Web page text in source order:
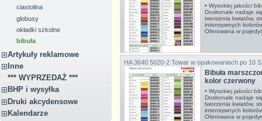
ciastolina
globusy
okładki szkolne
bibuła
Artykuły reklamowe
Inne
*** WYPRZEDAŻ ***
BHP i wysyłka
Druki akcydensowe
Kalendarze
• Wysokiej jakości
Doskonale nadaje
tworzenia kwiatów,
intensywnych
Oferowana w
HA 3640 5020-2 Towar w opakowaniach po 10
Bibuła
kolor czerwony
• Wysokiej jakości
Doskonale nadaje
tworzenia kwiatów,
intensywnych
Oferowana w